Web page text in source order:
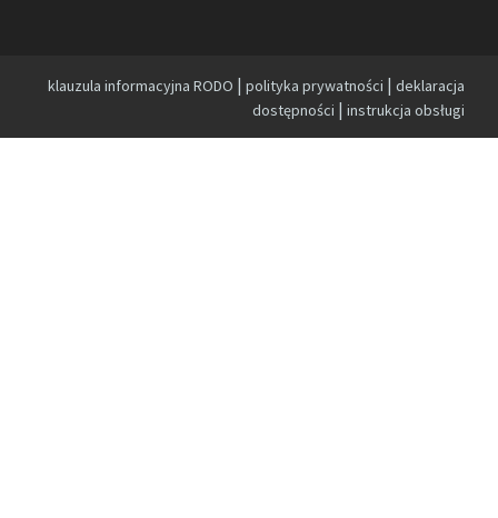
klauzula informacyjna RODO | polityka prywatności | deklaracja
dostępności | instrukcja obsługi